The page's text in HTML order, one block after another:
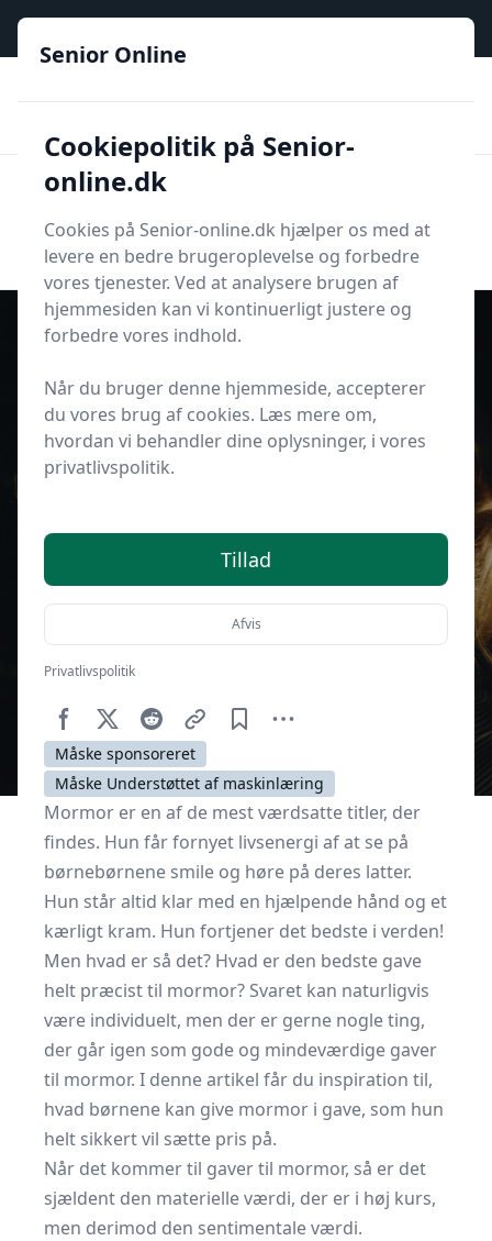
Søg
Udgivet iLivsstil
10 gaveideer fra børnebørnene
som Mormor vil elske
AfSenior Online
Måske sponsoreret
Måske Understøttet af maskinlæring
Mormor er en af de mest værdsatte titler, der
findes. Hun får fornyet livsenergi af at se på
børnebørnene smile og høre på deres latter.
Hun står altid klar med en hjælpende hånd og et
kærligt kram. Hun fortjener det bedste i verden!
Men hvad er så det? Hvad er den bedste gave
helt præcist til mormor? Svaret kan naturligvis
være individuelt, men der er gerne nogle ting,
der går igen som gode og mindeværdige gaver
til mormor. I denne artikel får du inspiration til,
hvad børnene kan give mormor i gave, som hun
helt sikkert vil sætte pris på.
Når det kommer til gaver til mormor, så er det
sjældent den materielle værdi, der er i høj kurs,
men derimod den sentimentale værdi.
Senior Online
Cookiepolitik på Senior-
online.dk
Cookies på Senior-online.dk hjælper os med at
levere en bedre brugeroplevelse og forbedre
vores tjenester. Ved at analysere brugen af
hjemmesiden kan vi kontinuerligt justere og
forbedre vores indhold.
Når du bruger denne hjemmeside, accepterer
du vores brug af cookies. Læs mere om,
hvordan vi behandler dine oplysninger, i vores
privatlivspolitik.
Tillad
Afvis
Privatlivspolitik